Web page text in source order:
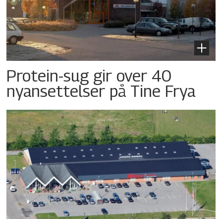
Protein-sug gir over 40
nyansettelser på Tine Frya